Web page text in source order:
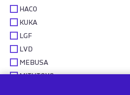
HACO
KUKA
LGF
LVD
MEBUSA
MITUTOYO